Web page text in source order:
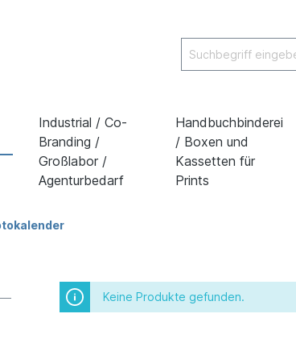
Industrial / Co-
Branding /
Großlabor /
Agenturbedarf
Handbuchbinderei
/ Boxen und
Kassetten für
Prints
Keine Produkte gefunden.